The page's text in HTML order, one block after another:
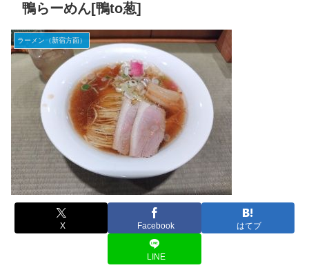
鴨らーめん[鴨to葱]
ラーメン（新宿方面）
X Facebook はてブ
LINE